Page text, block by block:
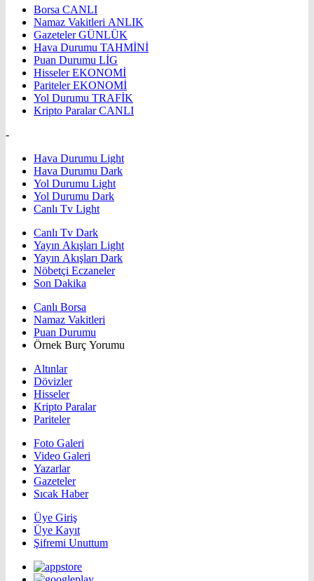
Borsa CANLI
Namaz Vakitleri ANLIK
GazetelerGÜNLÜK
Hava Durumu TAHMİNİ
Puan Durumu LİG
HisselerEKONOMİ
ParitelerEKONOMİ
Yol Durumu TRAFİK
Kripto ParalarCANLI
-
Hava Durumu Light
Hava Durumu Dark
Yol Durumu Light
Yol Durumu Dark
Canlı Tv Light
Canlı Tv Dark
Yayın Akışları Light
Yayın Akışları Dark
Nöbetçi Eczaneler
Son Dakika
Canlı Borsa
Namaz Vakitleri
Puan Durumu
Örnek Burç Yorumu
Altınlar
Dövizler
Hisseler
Kripto Paralar
Pariteler
Foto Galeri
Video Galeri
Yazarlar
Gazeteler
Sıcak Haber
Üye Giriş
Üye Kayıt
Şifremi Unuttum